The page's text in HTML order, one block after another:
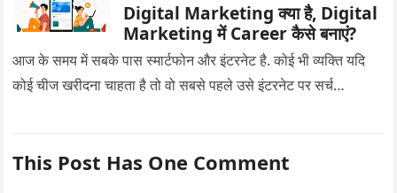
Digital Marketing क्या है, Digital
Marketing में Career कैसे बनाएं?
आज के समय में सबके पास स्मार्टफोन और इंटरनेट है. कोई भी व्यक्ति यदि
कोई चीज खरीदना चाहता है तो वो सबसे पहले उसे इंटरनेट पर सर्च…
This Post Has One Comment